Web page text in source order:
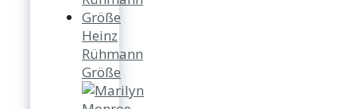
Heinz
Rühmann
Größe